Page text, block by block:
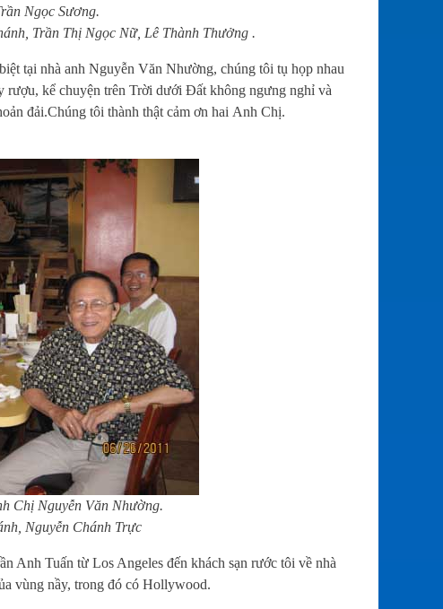
Ngọc Sương.
Trần Thị Ngọc Nữ, Lê Thành Thưởng .
tại nhà anh Nguyễn Văn Nhường, chúng tôi tụ họp nhau
rượu, kể chuyện trên Trời dưới Đất không ngưng nghỉ và
đải.Chúng tôi thành thật cảm ơn hai Anh Chị.
Chị Nguyễn Văn Nhường.
Nguyễn Chánh Trực
Tuấn từ Los Angeles đến khách sạn rước tôi về nhà
vùng nầy, trong đó có Hollywood.